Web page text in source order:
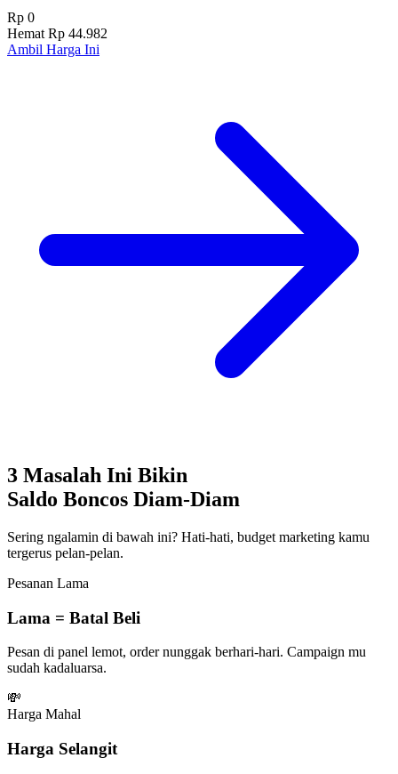
Rp 0
Hemat Rp 44.982
Ambil Harga Ini
3 Masalah Ini Bikin
Saldo Boncos Diam-Diam
Sering ngalamin di bawah ini? Hati-hati, budget marketing kamu
tergerus pelan-pelan.
Pesanan Lama
Lama = Batal Beli
Pesan di panel lemot, order nunggak berhari-hari. Campaign mu
sudah kadaluarsa.
💸
Harga Mahal
Harga Selangit